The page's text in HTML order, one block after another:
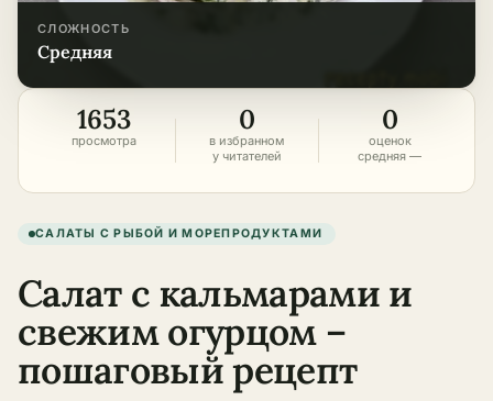
СЛОЖНОСТЬ
средняя
1653
просмотра
0
в избранном
у читателей
0
оценок
средняя —
САЛАТЫ С РЫБОЙ И МОРЕПРОДУКТАМИ
Салат с кальмарами и
свежим огурцом –
пошаговый рецепт